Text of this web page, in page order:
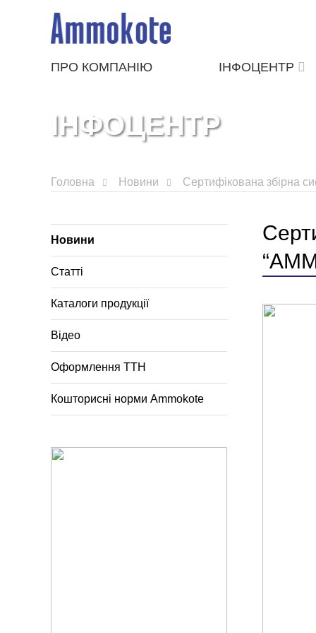
ПРО КОМПАНІЮ ІНФОЦЕНТР
ІНФОЦЕНТР
Головна Новини Сертифікована збірна
Новини
Статті
Каталоги продукції
Відео
Оформлення ТТН
Кошторисні норми Ammokote